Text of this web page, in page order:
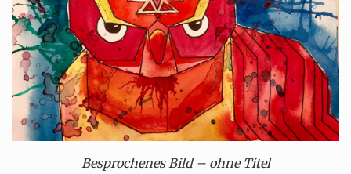
Besprochenes Bild – ohne Titel